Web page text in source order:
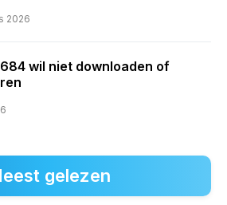
2026
wil niet downloaden of
gelezen